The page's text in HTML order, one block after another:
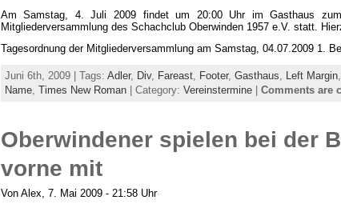
Am Samstag, 4. Juli 2009 findet um 20:00 Uhr im Gasthaus
Mitgliederversammlung des Schachclub Oberwinden 1957 e.V. statt.
Tagesordnung der Mitgliederversammlung am Samstag, 04.07.2009 1.
Juni 6th, 2009 | Tags: Adler, Div, Fareast, Footer, Gasthaus, Left Margin,
Name, Times New Roman| Category: Vereinstermine| Comments are
Oberwindener spielen bei der
vorne mit
Von Alex, 7. Mai 2009 - 21:58 Uhr